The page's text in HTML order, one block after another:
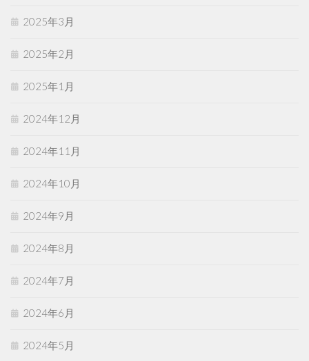
2025年3月
2025年2月
2025年1月
2024年12月
2024年11月
2024年10月
2024年9月
2024年8月
2024年7月
2024年6月
2024年5月